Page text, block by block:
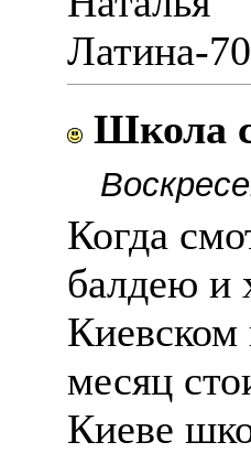
Латина-
Школа
Когда
балдею и
Киевском
месяц
Киеве